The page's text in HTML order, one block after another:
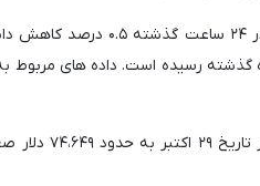
در حال حاضر، بیت کوین با قیمتی حدود ۶۸،۶۸۲
بالاترین میزان در سه ماه گذشته رسیده است.
بیت کوین در هفته گذشته